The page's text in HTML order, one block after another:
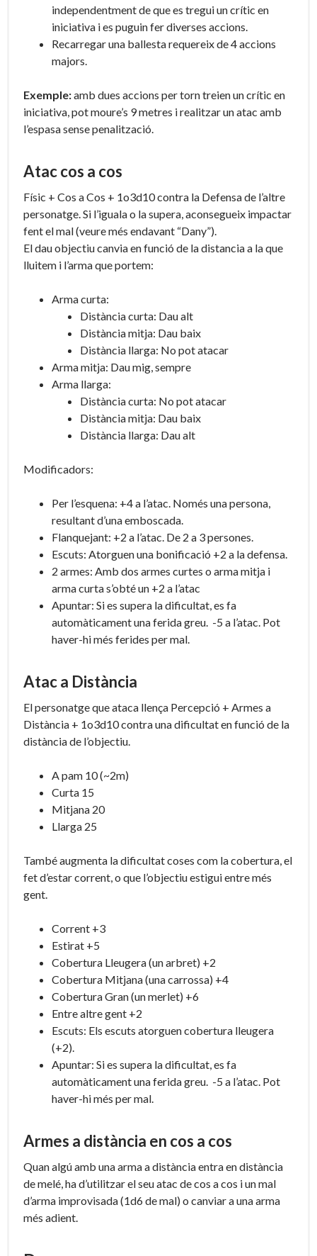
independentment de que es tregui un crític en
iniciativa i es puguin fer diverses accions.
Recarregar una ballesta requereix de 4 accions
majors.
Exemple:amb dues accions per torn treien un crític en
iniciativa, pot moure’s 9 metres i realitzar un atac amb
l’espasa sense penalització.
Atac cos a cos
Físic + Cos a Cos + 1o3d10 contra la Defensa de l’altre
personatge. Si l’iguala o la supera, aconsegueix impactar
fent el mal (veure més endavant “Dany”).
El dau objectiu canvia en funció de la distancia a la que
lluitem i l’arma que portem:
Arma curta:
Distància curta: Dau alt
Distància mitja: Dau baix
Distància llarga: No pot atacar
Arma mitja: Dau mig, sempre
Arma llarga:
Distància curta: No pot atacar
Distància mitja: Dau baix
Distància llarga: Dau alt
Modificadors:
Per l’esquena: +4 a l’atac. Només una persona,
resultant d’una emboscada.
Flanquejant: +2 a l’atac. De 2 a 3 persones.
Escuts: Atorguen una bonificació +2 a la defensa.
2 armes: Amb dos armes curtes o arma mitja i
arma curta s’obté un +2 a l’atac
Apuntar: Si es supera la dificultat, es fa
automàticament una ferida greu. -5 a l’atac. Pot
haver-hi més ferides per mal.
Atac a Distància
El personatge que ataca llença Percepció + Armes a
Distància + 1o3d10 contra una dificultat en funció de la
distància de l’objectiu.
A pam 10 (~2m)
Curta 15
Mitjana 20
Llarga 25
També augmenta la dificultat coses com la cobertura, el
fet d’estar corrent, o que l’objectiu estigui entre més
gent.
Corrent +3
Estirat +5
Cobertura Lleugera (un arbret) +2
Cobertura Mitjana (una carrossa) +4
Cobertura Gran (un merlet) +6
Entre altre gent +2
Escuts: Els escuts atorguen cobertura lleugera
(+2).
Apuntar: Si es supera la dificultat, es fa
automàticament una ferida greu. -5 a l’atac. Pot
haver-hi més per mal.
Armes a distància en cos a cos
Quan algú amb una arma a distància entra en distància
de melé, ha d’utilitzar el seu atac de cos a cos i un mal
d’arma improvisada (1d6 de mal) o canviar a una arma
més adient.